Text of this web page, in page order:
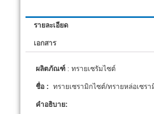
รายละเอียด
เอกสาร
ผลิตภัณฑ์ : ทรายเซรัมไซต์
ชื่อ : ทรายเซรามิกไซต์/ทรายหล่อเซรา
คำอธิบาย: